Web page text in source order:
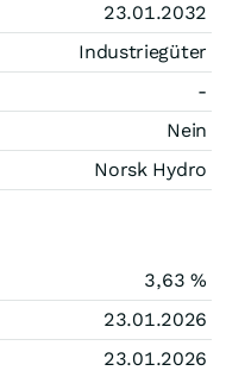
23.01.2032
Industriegüter
-
Nein
Norsk Hydro
3,63 %
23.01.2026
23.01.2026